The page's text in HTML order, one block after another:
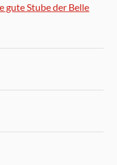
gute Stube der Belle